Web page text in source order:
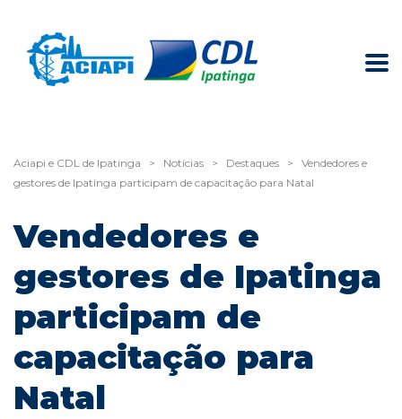
Aciapi e CDL de Ipatinga > Notícias > Destaques >
Vendedores e
gestores de Ipatinga participam de capacitação para Natal
Vendedores e
gestores de Ipatinga
participam de
capacitação para
Natal